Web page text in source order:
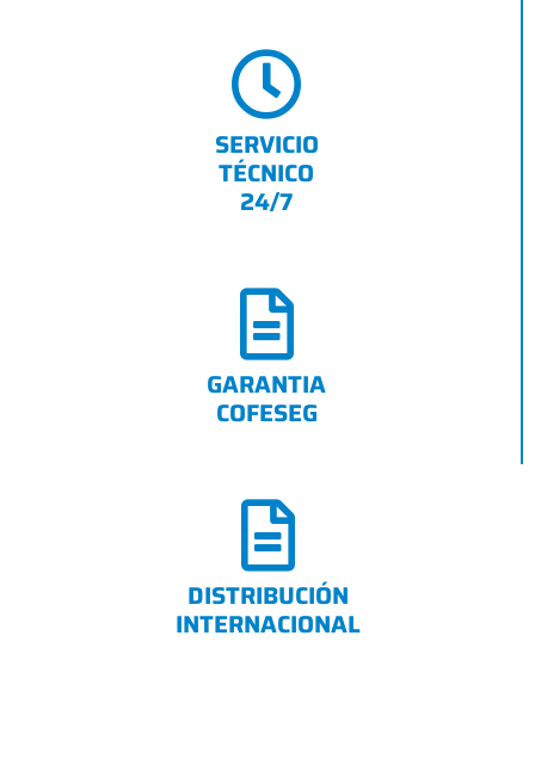
SERVICIO
TÉCNICO
24/7
GARANTIA
COFESEG
DISTRIBUCIÓN
INTERNACIONAL